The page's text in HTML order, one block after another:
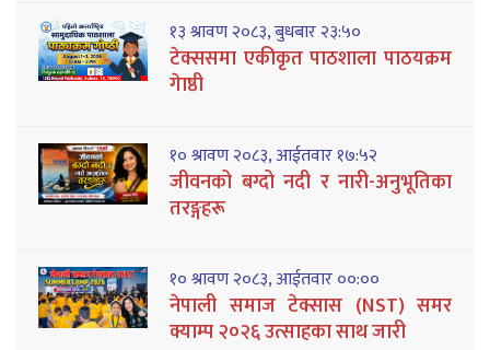
१३ श्रावण २०८३, बुधबार २३:५०
टेक्ससमा एकीकृत पाठशाला पाठयक्रम
गेाष्ठी
१० श्रावण २०८३, आईतवार १७:५२
जीवनको बग्दो नदी र नारी-अनुभूतिका
तरङ्गहरू
१० श्रावण २०८३, आईतवार ००:००
नेपाली समाज टेक्सास (NST) समर
क्याम्प २०२६ उत्साहका साथ जारी